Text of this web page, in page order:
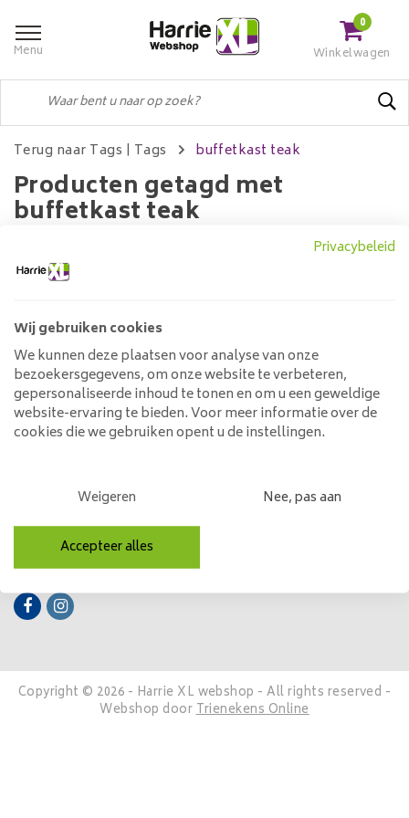
Menu
0
Winkelwagen
Terug naar Tags | Tags buffetkast teak
Producten getagd met
buffetkast teak
Geen producten gevonden!...
Klantenservice
Mijn account
Categorieën
Contactgegevens
Volg ons
Copyright © 2026 - Harrie XL webshop - All rights reserved -
Webshop doorTrienekens Online
Privacybeleid
Wij gebruiken cookies
We kunnen deze plaatsen voor analyse van onze
bezoekersgegevens, om onze website te verbeteren,
gepersonaliseerde inhoud te tonen en om u een geweldige
website-ervaring te bieden. Voor meer informatie over de
cookies die we gebruiken opent u de instellingen.
Weigeren Nee, pas aan
Accepteer alles